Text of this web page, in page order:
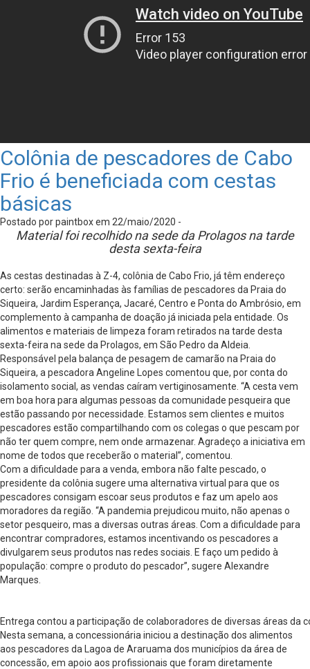
Colônia de pescadores de Cabo
Frio é beneficiada com cestas
básicas
Postado por paintbox em 22/maio/2020 -
Material foi recolhido na sede da Prolagos na tarde
desta sexta-feira
As cestas destinadas à Z-4, colônia de Cabo Frio, já têm endereço
certo: serão encaminhadas às famílias de pescadores da Praia do
Siqueira, Jardim Esperança, Jacaré, Centro e Ponta do Ambrósio, em
complemento à campanha de doação já iniciada pela entidade. Os
alimentos e materiais de limpeza foram retirados na tarde desta
sexta-feira na sede da Prolagos, em São Pedro da Aldeia.
Responsável pela balança de pesagem de camarão na Praia do
Siqueira, a pescadora Angeline Lopes comentou que, por conta do
isolamento social, as vendas caíram vertiginosamente. “A cesta vem
em boa hora para algumas pessoas da comunidade pesqueira que
estão passando por necessidade. Estamos sem clientes e muitos
pescadores estão compartilhando com os colegas o que pescam por
não ter quem compre, nem onde armazenar. Agradeço a iniciativa em
nome de todos que receberão o material”, comentou.
Com a dificuldade para a venda, embora não falte pescado, o
presidente da colônia sugere uma alternativa virtual para que os
pescadores consigam escoar seus produtos e faz um apelo aos
moradores da região. “A pandemia prejudicou muito, não apenas o
setor pesqueiro, mas a diversas outras áreas. Com a dificuldade para
encontrar compradores, estamos incentivando os pescadores a
divulgarem seus produtos nas redes sociais. E faço um pedido à
população: compre o produto do pescador”, sugere Alexandre
Marques.
Entrega contou a participação de colaboradores de diversas áreas da
Nesta semana, a concessionária iniciou a destinação dos alimentos
aos pescadores da Lagoa de Araruama dos municípios da área de
concessão, em apoio aos profissionais que foram diretamente